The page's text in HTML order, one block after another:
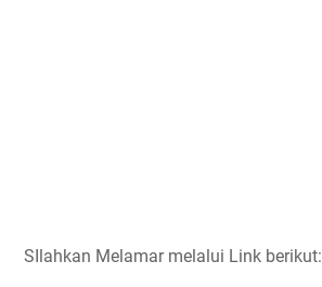
SIlahkan Melamar melalui Link berikut: